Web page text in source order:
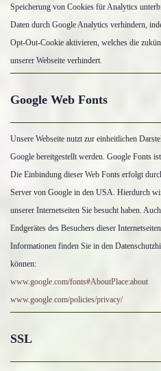
Speicherung von Cookies für Analytics
Daten durch Google Analytics verhindern,
Opt-Out-Cookie aktivieren, welches die
unserer Webseite verhindert.
Google Web Fonts
Unsere Webseite nutzt zur einheitlichen
Google bereitgestellt werden. Google Fonts
Die Einbindung dieser Web Fonts erfolgt
Server von Google in den USA. Hierdurch
unserer Internetseiten Sie besucht haben.
Endgerätes des Besuchers dieser
Informationen finden Sie in den
können:
www.google.com/fonts#AboutPlace:about
www.google.com/policies/privacy/
SSL